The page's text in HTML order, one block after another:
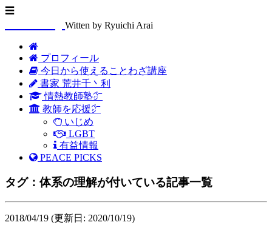
☰
Witten by Ryuichi Arai
プロフィール
今日から使えることわざ講座
書家 荒井千丶利
情熱教師塾㌻
教師を応援㌻
いじめ
LGBT
有益情報
PEACE PICKS
タグ：体系の理解が付いている記事一覧
2018/04/19 (更新日: 2020/10/19)